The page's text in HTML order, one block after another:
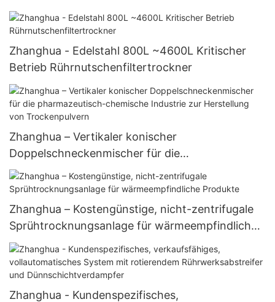
Zhanghua - Edelstahl 800L ~4600L Kritischer
Betrieb Rührnutschenfiltertrockner
Zhanghua – Vertikaler konischer
Doppelschneckenmischer für die
pharmazeutisch-chemische Industrie zur
Herstellung von Trockenpulvern
Zhanghua – Kostengünstige, nicht-zentrifugale
Sprühtrocknungsanlage für wärmeempfindliche
Produkte
Zhanghua - Kundenspezifisches,